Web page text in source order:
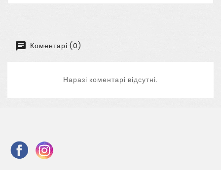
Коментарі (0)
Наразі коментарі відсутні.